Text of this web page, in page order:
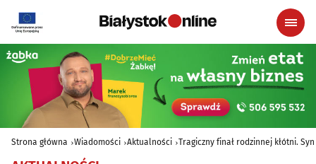
Strona główna Wiadomości Aktualności Tragiczny finał rodzinnej kłótni.